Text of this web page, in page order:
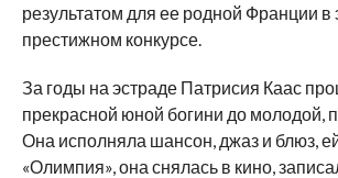
результатом для ее родной Франции в
престижном конкурсе.
За годы на эстраде Патрисия Каас
прекрасной юной богини до молодой,
Она исполняла шансон, джаз и блюз,
«Олимпия», она снялась в кино,